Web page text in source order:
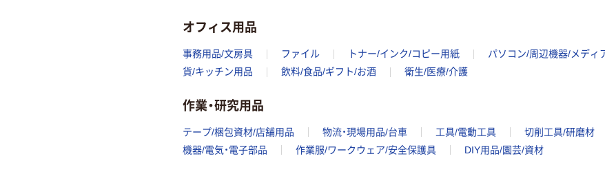
オフィス用品
事務用品/文房具 ファイル トナー/インク/コピー用紙 パソコン/周辺機器/メディ
貨/キッチン用品
飲料/食品/ギフト/お酒 衛生/医療/介護
作業・研究用品
テープ/梱包資材/店舗用品 物流・現場用品/台車 工具/電動工具 切削工具/研磨材
機器/電気・電子部品
作業服/ワークウェア/安全保護具 DIY用品/園芸/資材